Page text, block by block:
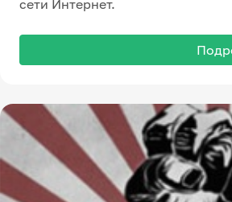
сети Интернет.